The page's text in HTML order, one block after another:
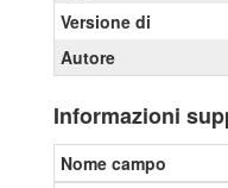
Versione di
Autore
Informazioni
Nome campo